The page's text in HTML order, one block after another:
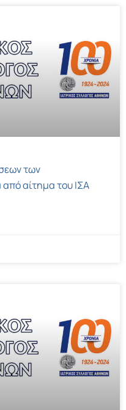
των
αίτημα του ΙΣΑ